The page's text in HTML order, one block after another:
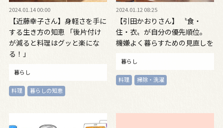
2024.01.14 00:00
【近藤幸子さん】身軽さを手に
する生き方の知恵 「後片付け
が減ると料理はグッと楽にな
る！」
暮らし
料理 暮らしの知恵
2024.01.12 08:25
【引田かおりさん】 〝食・
住・衣〟が自分の優先順位。
機嫌よく暮らすための見直しを
暮らし
料理 掃除・洗濯